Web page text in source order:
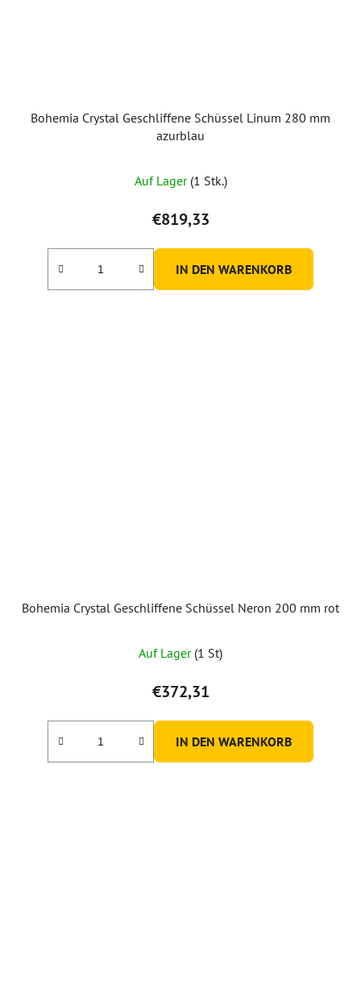
Bohemia Crystal Geschliffene Schüssel Linum 280 mm
azurblau
Auf Lager (1 Stk.)
€819,33
IN DEN WARENKORB
Bohemia Crystal Geschliffene Schüssel Neron 200 mm rot
Auf Lager (1 St)
€372,31
IN DEN WARENKORB